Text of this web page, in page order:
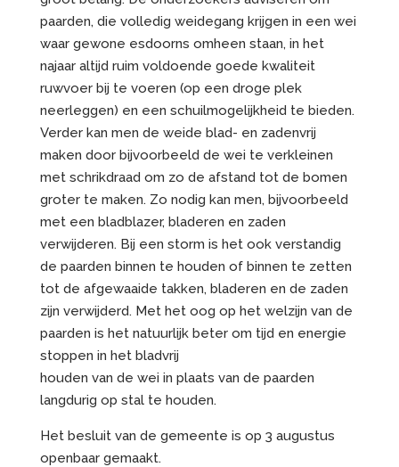
paarden, die volledig weidegang krijgen in een wei
waar gewone esdoorns omheen staan, in het
najaar altijd ruim voldoende goede kwaliteit
ruwvoer bij te voeren (op een droge plek
neerleggen) en een schuilmogelijkheid te bieden.
Verder kan men de weide blad- en zadenvrij
maken door bijvoorbeeld de wei te verkleinen
met schrikdraad om zo de afstand tot de bomen
groter te maken. Zo nodig kan men, bijvoorbeeld
met een bladblazer, bladeren en zaden
verwijderen. Bij een storm is het ook verstandig
de paarden binnen te houden of binnen te zetten
tot de afgewaaide takken, bladeren en de zaden
zijn verwijderd. Met het oog op het welzijn van de
paarden is het natuurlijk beter om tijd en energie
stoppen in het bladvrij
houden van de wei in plaats van de paarden
langdurig op stal te houden.
Het besluit van de gemeente is op 3 augustus
openbaar gemaakt.